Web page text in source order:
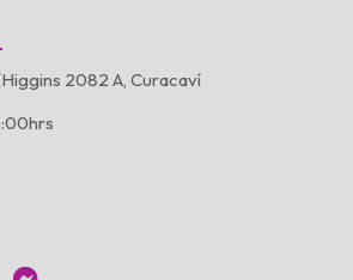
2082 A, Curacaví